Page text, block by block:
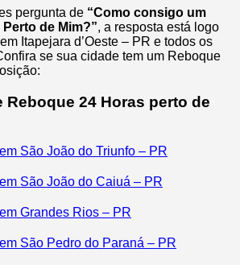
pergunta de “Como consigo um
de Mim?”, a resposta está logo
Itapejara d’Oeste – PR e todos os
se sua cidade tem um Reboque
Reboque 24 Horas perto de
São João do Triunfo – PR
São João do Caiuá – PR
Grandes Rios – PR
São Pedro do Paraná – PR